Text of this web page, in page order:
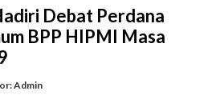
Debat Perdana
BPP HIPMI Masa
Admin